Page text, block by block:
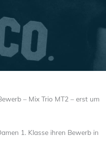
– Mix Trio MT2 – erst um
1. Klasse ihren Bewerb in